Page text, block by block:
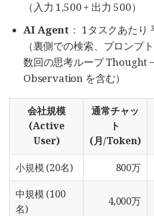
（入力 1,500 + 出力 500）
AI Agent ： 1タスクあたり
（裏側での検索、プロンプ
数回の思考ループ
Observation を含む）
会社規模
(Active
User)
通常チャッ
ト
(月/Token)
小規模 (20名) 800万
中規模 (100
名)
4,000万